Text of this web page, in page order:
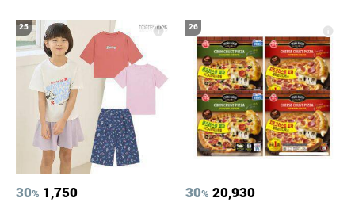
25
30% 1,750
26
30% 20,930